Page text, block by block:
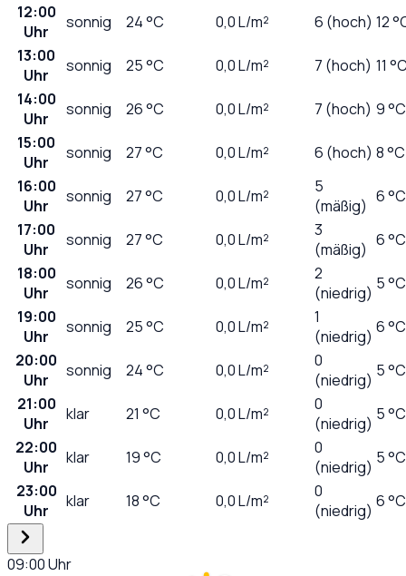
12:00
Uhr
sonnig 24°C 0,0L/m² 6 (hoch) 12
13:00
Uhr
sonnig 25°C 0,0L/m² 7 (hoch) 11
14:00
Uhr
sonnig 26°C 0,0L/m² 7 (hoch) 9 °C
15:00
Uhr
sonnig 27°C 0,0L/m² 6 (hoch) 8 °C
16:00
Uhr
sonnig 27°C 0,0L/m²
5
(mäßig) 6 °C
17:00
Uhr
sonnig 27°C 0,0L/m²
3
(mäßig) 6 °C
18:00
Uhr
sonnig 26°C 0,0L/m²
2
(niedrig) 5 °C
19:00
Uhr
sonnig 25°C 0,0L/m²
1
(niedrig) 6 °C
20:00
Uhr
sonnig 24°C 0,0L/m²
0
(niedrig) 5 °C
21:00
Uhr
klar 21 °C 0,0L/m²
0
(niedrig) 5 °C
22:00
Uhr
klar 19°C 0,0L/m²
0
(niedrig) 5 °C
23:00
Uhr
klar 18°C 0,0L/m²
0
(niedrig) 6 °C
09:00Uhr